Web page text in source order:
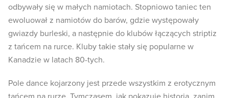
odbywały się w małych namiotach. Stopniowo taniec ten
ewoluował z namiotów do barów, gdzie występowały
gwiazdy burleski, a następnie do klubów łączących striptiz
z tańcem na rurce. Kluby takie stały się popularne w
Kanadzie w latach 80-tych.
Pole dance kojarzony jest przede wszystkim z erotycznym